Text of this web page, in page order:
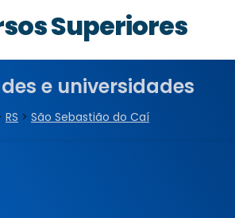
Superiores
e universidades
RS > São Sebastião do Caí